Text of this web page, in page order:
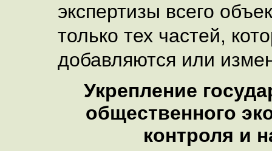
экспертизы всего
только тех частей,
добавляются или
Укрепление
общественного
контроля и